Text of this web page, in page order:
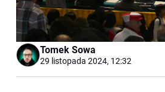
Tomek Sowa
29 listopada 2024, 12:32